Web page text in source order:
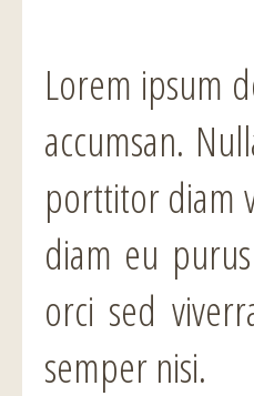
Lorem ipsum
accumsan.
porttitor diam
diam eu
orci sed
semper nisi.